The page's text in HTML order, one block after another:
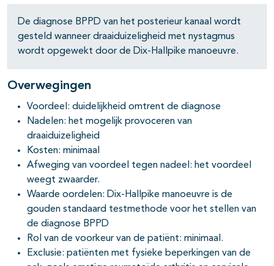
De diagnose BPPD van het posterieur kanaal wordt
gesteld wanneer draaiduizeligheid met nystagmus
wordt opgewekt door de Dix-Hallpike manoeuvre.
Overwegingen
Voordeel: duidelijkheid omtrent de diagnose
Nadelen: het mogelijk provoceren van
draaiduizeligheid
Kosten: minimaal
Afweging van voordeel tegen nadeel: het voordeel
weegt zwaarder.
Waarde oordelen: Dix-Hallpike manoeuvre is de
gouden standaard testmethode voor het stellen van
de diagnose BPPD
Rol van de voorkeur van de patiënt: minimaal.
Exclusie: patiënten met fysieke beperkingen van de